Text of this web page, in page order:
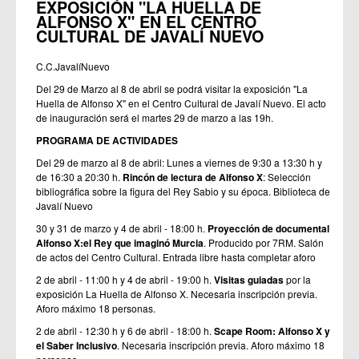
EXPOSICIÓN "LA HUELLA DE
ALFONSO X" EN EL CENTRO
CULTURAL DE JAVALÍ NUEVO
C.C.JavalíNuevo
Del 29 de Marzo al 8 de abril se podrá visitar la exposición "La
Huella de Alfonso X" en el Centro Cultural de Javalí Nuevo. El acto
de inauguración será el martes 29 de marzo a las 19h.
PROGRAMA DE ACTIVIDADES
Del 29 de marzo al 8 de abril: Lunes a viernes de 9:30 a 13:30 h y
de 16:30 a 20:30 h. Rincón de lectura de Alfonso X: Selección
bibliográfica sobre la figura del Rey Sabio y su época. Biblioteca de
Javalí Nuevo
30 y 31 de marzo y 4 de abril - 18:00 h. Proyección de documental
Alfonso X:el Rey que imaginó Murcia. Producido por 7RM. Salón
de actos del Centro Cultural. Entrada libre hasta completar aforo
2 de abril - 11:00 h y 4 de abril - 19:00 h. Visitas guiadaspor la
exposición La Huella de Alfonso X. Necesaria inscripción previa.
Aforo máximo 18 personas.
2 de abril - 12:30 h y 6 de abril - 18:00 h. Scape Room: Alfonso X y
el Saber Inclusivo. Necesaria inscripción previa. Aforo máximo 18